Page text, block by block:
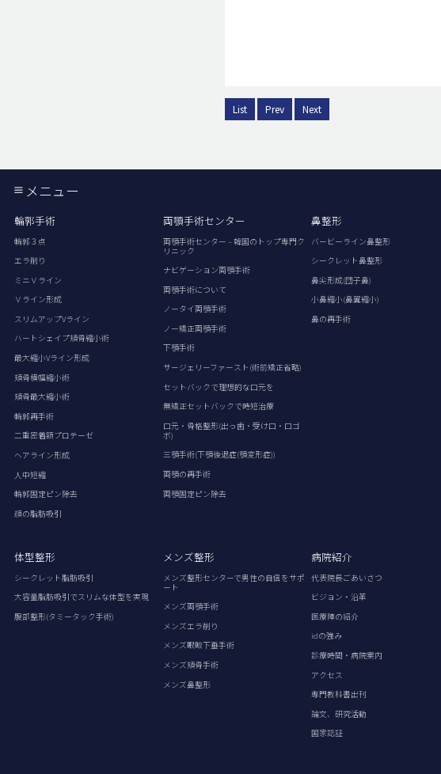
List Prev Next
メニュー
輪郭手術
輪郭３点
エラ削り
ミニＶライン
Ｖライン形成
スリムアップVライン
ハートシェイプ頬骨縮小術
最大縮小Vライン形成
頬骨横幅縮小術
頬骨最大縮小術
輪郭再手術
二重密着額プロテーゼ
ヘアライン形成
人中短縮
輪郭固定ピン除去
顔の脂肪吸引
両顎手術センター
両顎手術センター – 韓国のトップ専門ク
リニック
ナビゲーション両顎手術
両顎手術について
ノータイ両顎手術
ノー矯正両顎手術
下顎手術
サージェリーファースト(術前矯正省略)
セットバックで理想的な口元を
無矯正セットバックで時短治療
口元・骨格整形(出っ歯・受け口・口ゴ
ボ)
三顎手術(下顎後退症(顎変形症))
両顎の再手術
両顎固定ピン除去
鼻整形
バービーライン鼻整形
シークレット鼻整形
鼻尖形成(団子鼻)
小鼻縮小(鼻翼縮小)
鼻の再手術
体型整形
シークレット脂肪吸引
大容量脂肪吸引でスリムな体型を実現
腹部整形(タミータック手術)
メンズ整形
メンズ整形センターで男性の自信をサポ
ート
メンズ両顎手術
メンズエラ削り
メンズ眼瞼下垂手術
メンズ頬骨手術
メンズ鼻整形
病院紹介
代表院長ごあいさつ
ビジョン・沿革
医療陣の紹介
idの強み
診療時間・病院案内
アクセス
専門教科書出刊
論文、研究活動
国家認証